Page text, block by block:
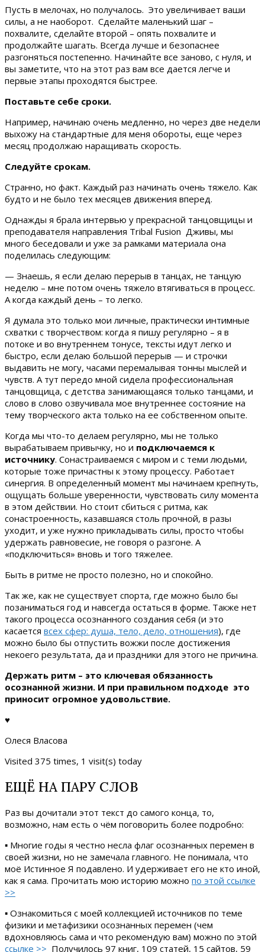
Пусть в мелочах, но получалось. Это увеличивает ваши
силы, а не наоборот. Сделайте маленький шаг –
похвалите, сделайте второй – опять похвалите и
продолжайте шагать. Всегда лучше и безопаснее
разгоняться постепенно. Начинайте все заново, с нуля, и
вы заметите, что на этот раз вам все дается легче и
первые этапы проходятся быстрее.
Поставьте себе сроки.
Например, начинаю очень медленно, но через две недели
выхожу на стандартные для меня обороты, еще через
месяц продолжаю наращивать скорость.
Следуйте срокам.
Странно, но факт. Каждый раз начинать очень тяжело. Как
будто и не было тех месяцев движения вперед.
Однажды я брала интервью у прекрасной танцовщицы и
преподавателя направления Tribal Fusion Дживы, мы
много беседовали и уже за рамками материала она
поделилась следующим:
— Знаешь, я если делаю перерыв в танцах, не танцую
неделю – мне потом очень тяжело втягиваться в процесс.
А когда каждый день – то легко.
Я думала это только мои личные, практически интимные
схватки с творчеством: когда я пишу регулярно – я в
потоке и во внутреннем тонусе, тексты идут легко и
быстро, если делаю большой перерыв — и строчки
выдавить не могу, часами перемалывая тонны мыслей и
чувств. А тут передо мной сидела профессиональная
танцовщица, с детства занимающаяся только танцами, и
слово в слово озвучивала мое внутреннее состояние на
тему творческого акта только на ее собственном опыте.
Когда мы что-то делаем регулярно, мы не только
вырабатываем привычку, но и подключаемся к
источнику. Сонастраиваемся с миром и с теми людьми,
которые тоже причастны к этому процессу. Работает
синергия. В определенный момент мы начинаем крепнуть,
ощущать больше уверенности, чувствовать силу момента
в этом действии. Но стоит сбиться с ритма, как
сонастроенность, казавшаяся столь прочной, в разы
уходит, и уже нужно прикладывать силы, просто чтобы
удержать равновесие, не говоря о разгоне. А
«подключиться» вновь и того тяжелее.
Быть в ритме не просто полезно, но и спокойно.
Так же, как не существует спорта, где можно было бы
позаниматься год и навсегда остаться в форме. Также нет
такого процесса осознанного создания себя (и это
касается всех сфер: душа, тело, дело, отношения), где
можно было бы отпустить вожжи после достижения
некоего результата, да и праздники для этого не причина.
Держать ритм – это ключевая обязанность
осознанной жизни. И при правильном подходе это
приносит огромное удовольствие.
♥
Олеся Власова
Visited 375 times, 1 visit(s) today
ЕЩЁ НА ПАРУ СЛОВ
Раз вы дочитали этот текст до самого конца, то,
возможно, нам есть о чём поговорить более подробно:
▪ Многие годы я честно несла флаг осознанных перемен в
своей жизни, но не замечала главного. Не понимала, что
моё Истинное Я подавлено. И удерживает его не кто иной,
как я сама. Прочитать мою историю можно по этой ссылке
>>
▪ Ознакомиться с моей коллекцией источников по теме
физики и метафизики осознанных перемен (чем
вдохновляюсь сама и что рекомендую вам) можно по этой
ссылке >> Получилось 97 книг, 109 статей, 15 сайтов, 59